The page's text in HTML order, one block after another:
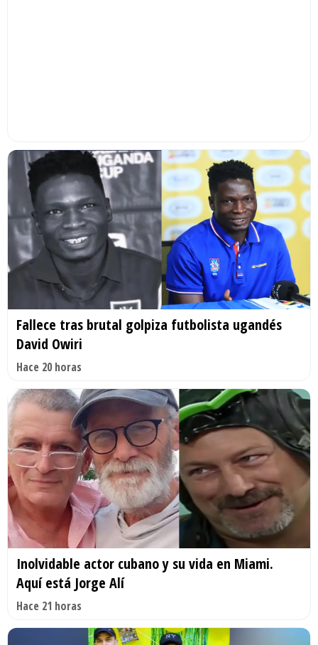
Fallece tras brutal golpiza futbolista ugandés
David Owiri
Hace 20 horas
Inolvidable actor cubano y su vida en Miami.
Aquí está Jorge Alí
Hace 21 horas